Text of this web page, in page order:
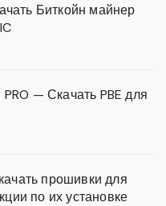
Биткойн майнер
— Скачать PBE для
прошивки для
по их установке